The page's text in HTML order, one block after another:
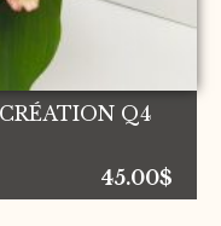
Q4
45.00$